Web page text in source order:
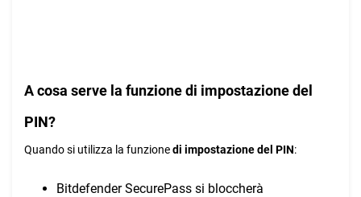
A cosa serve la funzione di impostazione del
PIN?
Quando si utilizza la funzionedi impostazione del PIN:
Bitdefender SecurePass si bloccherà